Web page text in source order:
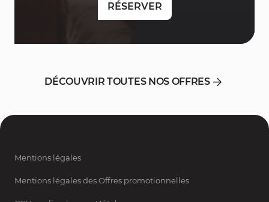
RÉSERVER
DÉCOUVRIR TOUTES NOS OFFRES
Mentions légales
Mentions légales des Offres promotionnelles